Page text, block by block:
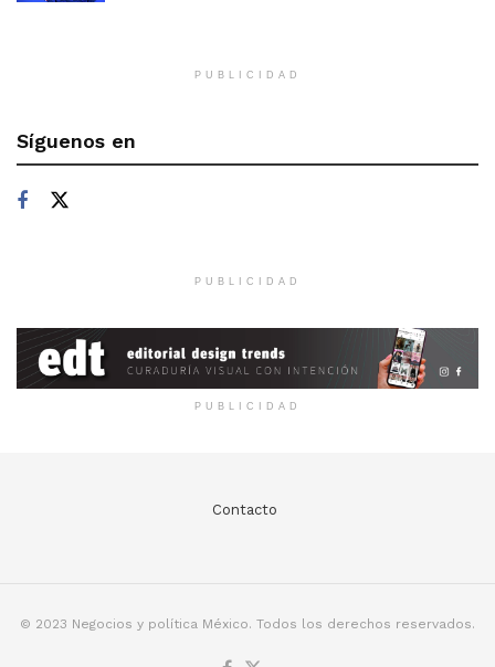
PUBLICIDAD
Síguenos en
PUBLICIDAD
PUBLICIDAD
Contacto
© 2023 Negocios y política México. Todos los derechos reservados.